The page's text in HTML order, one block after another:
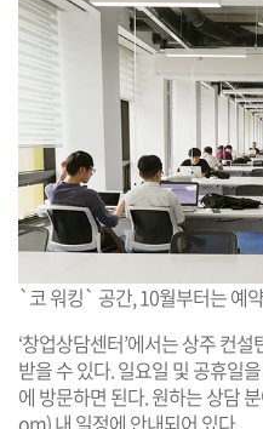
`코 워킹` 공간, 10월부터는 예
‘창업상담센터’에서는 상주 컨
받을 수 있다. 일요일 및 공휴일
에 방문하면 된다. 원하는 상담
om) 내 일정에 안내되어 있다.